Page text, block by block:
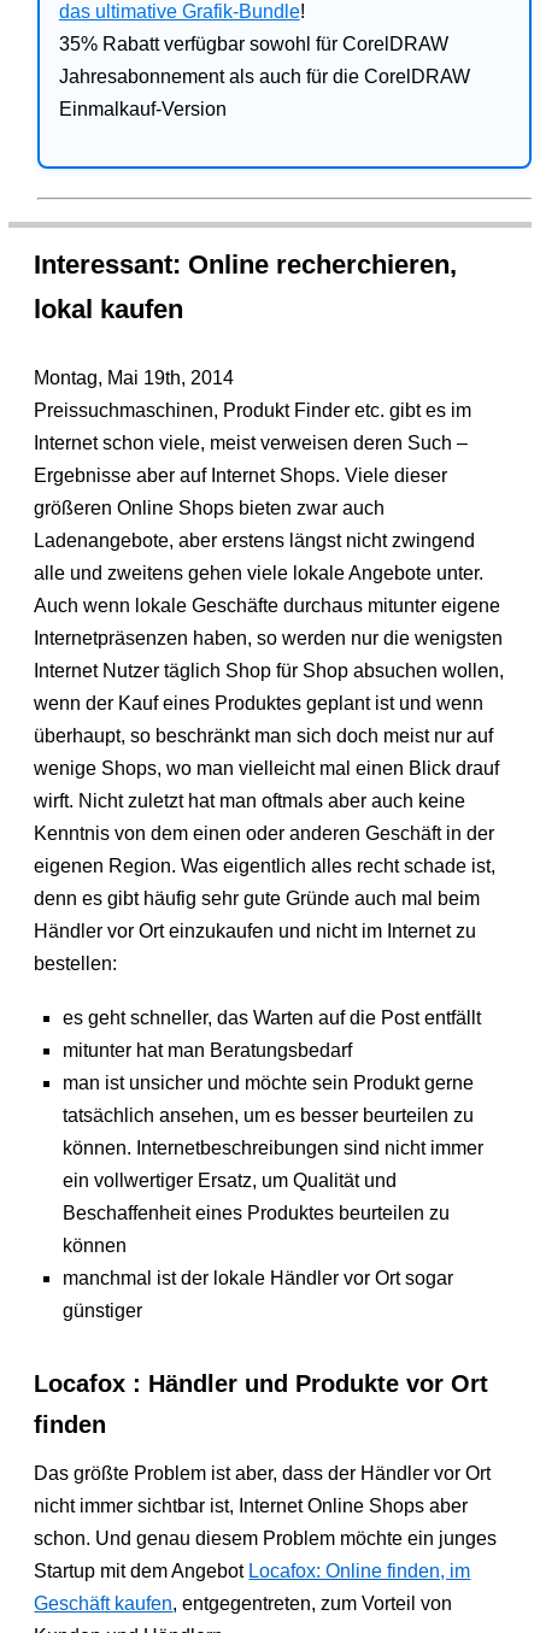
das ultimative Grafik-Bundle!
35% Rabatt verfügbar sowohl für CorelDRAW
Jahresabonnement als auch für die CorelDRAW
Einmalkauf-Version
Interessant: Online recherchieren,
lokal kaufen
Montag, Mai 19th, 2014
Preissuchmaschinen, Produkt Finder etc. gibt es im
Internet schon viele, meist verweisen deren Such –
Ergebnisse aber auf Internet Shops. Viele dieser
größeren Online Shops bieten zwar auch
Ladenangebote, aber erstens längst nicht zwingend
alle und zweitens gehen viele lokale Angebote unter.
Auch wenn lokale Geschäfte durchaus mitunter eigene
Internetpräsenzen haben, so werden nur die wenigsten
Internet Nutzer täglich Shop für Shop absuchen wollen,
wenn der Kauf eines Produktes geplant ist und wenn
überhaupt, so beschränkt man sich doch meist nur auf
wenige Shops, wo man vielleicht mal einen Blick drauf
wirft. Nicht zuletzt hat man oftmals aber auch keine
Kenntnis von dem einen oder anderen Geschäft in der
eigenen Region. Was eigentlich alles recht schade ist,
denn es gibt häufig sehr gute Gründe auch mal beim
Händler vor Ort einzukaufen und nicht im Internet zu
bestellen:
es geht schneller, das Warten auf die Post entfällt
mitunter hat man Beratungsbedarf
man ist unsicher und möchte sein Produkt gerne
tatsächlich ansehen, um es besser beurteilen zu
können. Internetbeschreibungen sind nicht immer
ein vollwertiger Ersatz, um Qualität und
Beschaffenheit eines Produktes beurteilen zu
können
manchmal ist der lokale Händler vor Ort sogar
günstiger
Locafox : Händler und Produkte vor Ort
finden
Das größte Problem ist aber, dass der Händler vor Ort
nicht immer sichtbar ist, Internet Online Shops aber
schon. Und genau diesem Problem möchte ein junges
Startup mit dem Angebot Locafox: Online finden, im
Geschäft kaufen, entgegentreten, zum Vorteil von